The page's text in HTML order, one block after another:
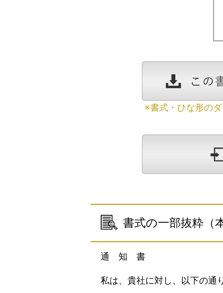
※書式・ひな形の
書式の一部抜粋（
通 知 書
私は、貴社に対し、以下の通